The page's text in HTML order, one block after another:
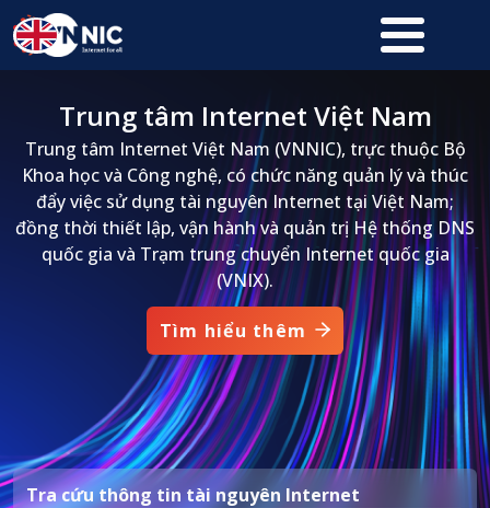
Nhảy đến nội dung
Trung tâm Internet Việt Nam
Trung tâm Internet Việt Nam (VNNIC), trực thuộc Bộ
Khoa học và Công nghệ, có chức năng quản lý và thúc
đẩy việc sử dụng tài nguyên Internet tại Việt Nam;
đồng thời thiết lập, vận hành và quản trị Hệ thống DNS
quốc gia và Trạm trung chuyển Internet quốc gia
(VNIX).
Tìm hiểu thêm
Tra cứu thông tin tài nguyên Internet